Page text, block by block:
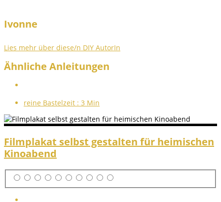
Ivonne
Lies mehr über diese/n DIY AutorIn
Ähnliche Anleitungen
reine Bastelzeit : 3 Min
Filmplakat selbst gestalten für heimischen
Kinoabend